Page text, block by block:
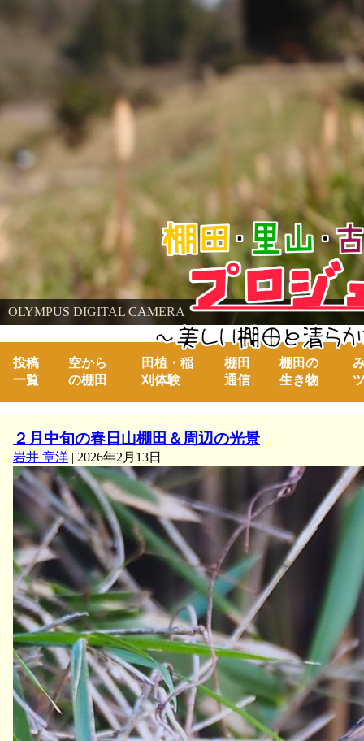
OLYMPUS DIGITAL CAMERA
～美しい棚田の自然と古代米～
棚田・里山・古代米・鮒プロジェクト
投稿
一覧
空から
の棚田
田植・稲
刈体験
棚田
通信
棚田の
生き物
２月中旬の春日山棚田＆周辺の光景
岩井 章洋 | 2026年2月13日